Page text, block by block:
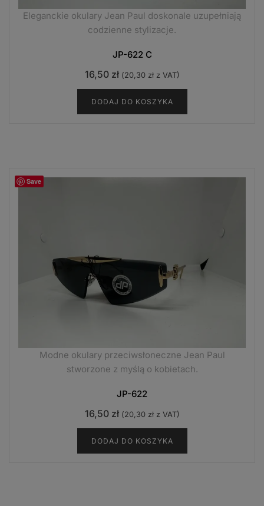
Eleganckie okulary Jean Paul doskonale uzupełniają
codzienne stylizacje.
JP-622 C
16,50 zł (20,30 złz VAT)
DODAJ DO KOSZYKA
Save
Modne okulary przeciwsłoneczne Jean Paul
stworzone z myślą o kobietach.
JP-622
16,50 zł (20,30 złz VAT)
DODAJ DO KOSZYKA